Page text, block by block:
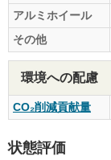
アルミホイール
その他
環境への配慮
CO₂削減貢献量
状態評価